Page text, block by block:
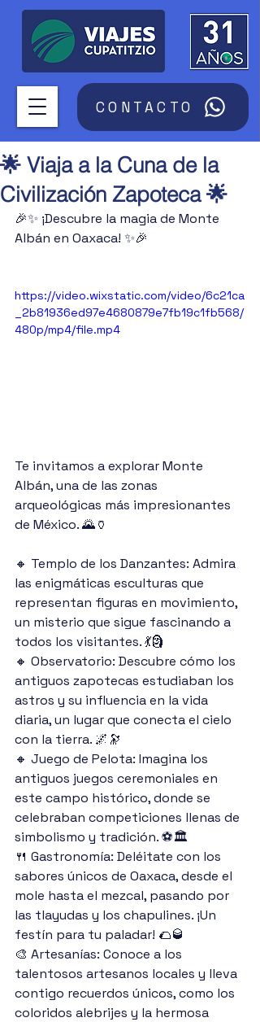
CONTACTO
🌟 Viaja a la Cuna de la
Civilización Zapoteca 🌟
🎉✨ ¡Descubre la magia de Monte
Albán en Oaxaca! ✨🎉
https://video.wixstatic.com/video/6c21ca
_2b81936ed97e4680879e7fb19c1fb568/
480p/mp4/file.mp4
Te invitamos a explorar Monte
Albán, una de las zonas
arqueológicas más impresionantes
de México. 🌄🏺
🔸 Templo de los Danzantes: Admira
las enigmáticas esculturas que
representan figuras en movimiento,
un misterio que sigue fascinando a
todos los visitantes. 💃🗿
🔸 Observatorio: Descubre cómo los
antiguos zapotecas estudiaban los
astros y su influencia en la vida
diaria, un lugar que conecta el cielo
con la tierra. 🌌🔭
🔸 Juego de Pelota: Imagina los
antiguos juegos ceremoniales en
este campo histórico, donde se
celebraban competiciones llenas de
simbolismo y tradición. ⚽🏛️
🍴 Gastronomía: Deléitate con los
sabores únicos de Oaxaca, desde el
mole hasta el mezcal, pasando por
las tlayudas y los chapulines. ¡Un
festín para tu paladar! 🌮🥃
🎨 Artesanías: Conoce a los
talentosos artesanos locales y lleva
contigo recuerdos únicos, como los
coloridos alebrijes y la hermosa